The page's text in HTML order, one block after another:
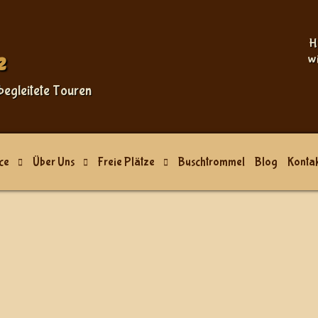
Touren
Über Uns Freie Plätze Buschtrommel Blog